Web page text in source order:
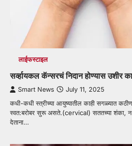
लाईफस्टाइल
सर्व्हायकल कॅन्सरचं निदान होण्यास उशीर
Smart News July 11, 2025
कधी-कधी स्त्रीच्या आयुष्यातील काही सगळ्यात
स्वत:बरोबर सुरू असते.(cervical) सततच्या शंका, न
देताना…